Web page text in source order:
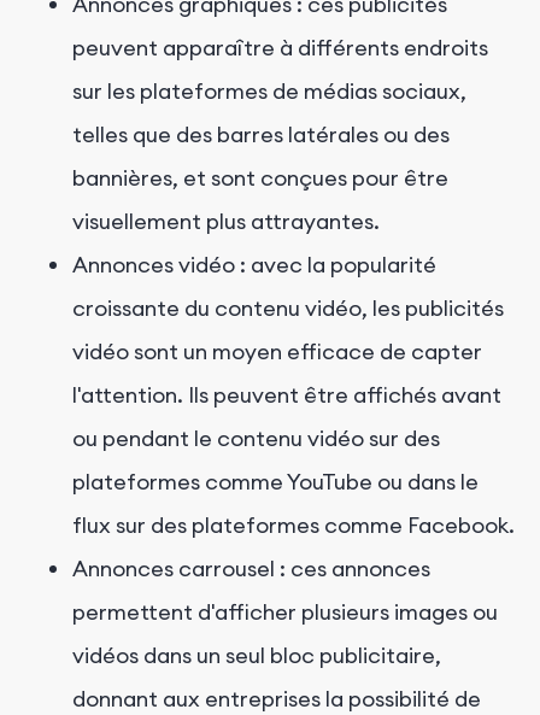
peuvent apparaître à différents endroits
sur les plateformes de médias sociaux,
telles que des barres latérales ou des
bannières, et sont conçues pour être
visuellement plus attrayantes.
Annonces vidéo : avec la popularité
croissante du contenu vidéo, les publicités
vidéo sont un moyen efficace de capter
l'attention. Ils peuvent être affichés avant
ou pendant le contenu vidéo sur des
plateformes comme YouTube ou dans le
flux sur des plateformes comme Facebook.
Annonces carrousel : ces annonces
permettent d'afficher plusieurs images ou
vidéos dans un seul bloc publicitaire,
donnant aux entreprises la possibilité de